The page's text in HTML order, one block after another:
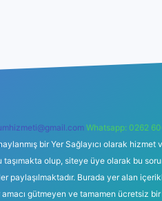
Whatsapp: 0262
bir Yer Sağlayıcı olarak
olup, siteye üye olarak bu
paylaşılmaktadır. Burada yer alan
gütmeyen ve tamamen ücretsiz